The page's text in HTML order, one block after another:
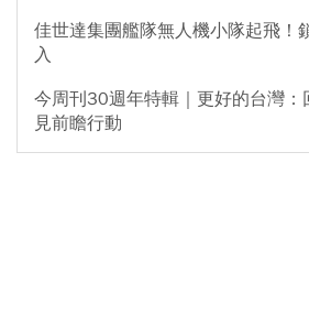
佳世達集團艦隊無人機小隊起飛！
入
今周刊30週年特輯｜更好的台灣：
見前瞻行動